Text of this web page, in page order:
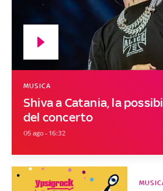
Shiva a Catania, la
del concerto
MUSICA
05 ago - 16:32